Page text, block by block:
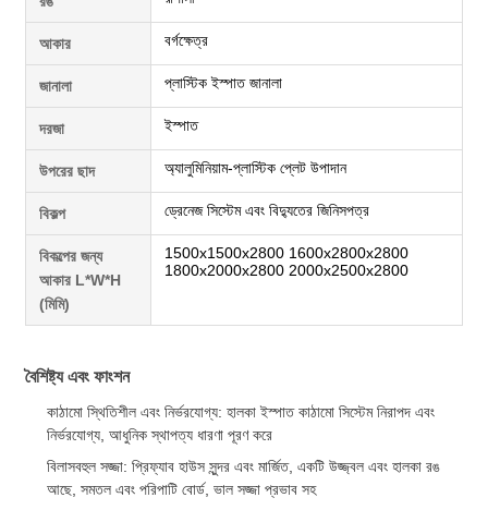
আকার বর্গক্ষেত্র
জানালা প্লাস্টিক ইস্পাত জানালা
দরজা ইস্পাত
উপরের ছাদ অ্যালুমিনিয়াম-প্লাস্টিক প্লেট উপাদান
বিকল্প ড্রেনেজ সিস্টেম এবং বিদ্যুতের জিনিসপত্র
বিকল্পের জন্য
আকার L*W*H
(মিমি)
1500x1500x2800 1600x2800x2800
1800x2000x2800 2000x2500x2800
বৈশিষ্ট্য এবং ফাংশন
কাঠামো স্থিতিশীল এবং নির্ভরযোগ্য: হালকা ইস্পাত কাঠামো সিস্টেম নিরাপদ এবং
নির্ভরযোগ্য, আধুনিক স্থাপত্য ধারণা পূরণ করে
বিলাসবহুল সজ্জা: প্রিফ্যাব হাউস সুন্দর এবং মার্জিত, একটি উজ্জ্বল এবং হালকা রঙ
আছে, সমতল এবং পরিপাটি বোর্ড, ভাল সজ্জা প্রভাব সহ